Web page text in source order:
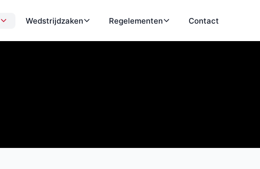
Wedstrijdzaken Regelementen Contact